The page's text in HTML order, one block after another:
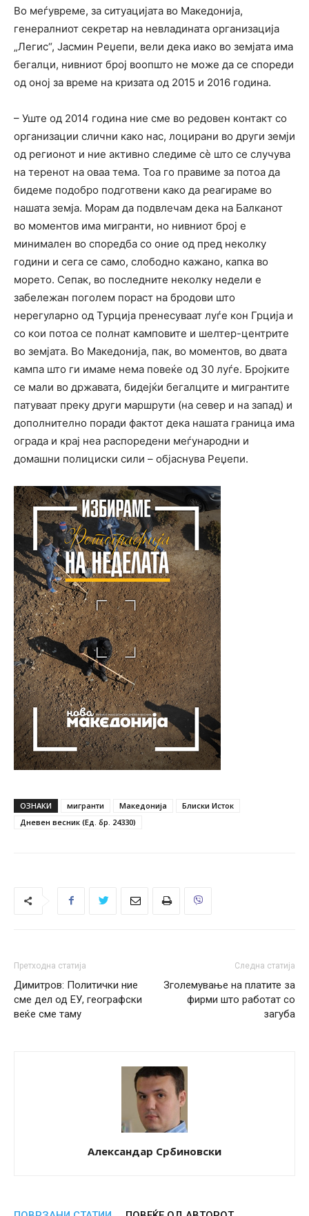
Во меѓувреме, за ситуацијата во Македонија,
генералниот секретар на невладината организација
„Легис“, Јасмин Реџепи, вели дека иако во земјата има
бегалци, нивниот број воопшто не може да се спореди
од оној за време на кризата од 2015 и 2016 година.
– Уште од 2014 година ние сме во редовен контакт со
организации слични како нас, лоцирани во други земји
од регионот и ние активно следиме сѐ што се случува
на теренот на оваа тема. Тоа го правиме за потоа да
бидеме подобро подготвени како да реагираме во
нашата земја. Морам да подвлечам дека на Балканот
во моментов има мигранти, но нивниот број е
минимален во споредба со оние од пред неколку
години и сега се само, слободно кажано, капка во
морето. Сепак, во последните неколку недели е
забележан поголем пораст на бродови што
нерегуларно од Турција пренесуваат луѓе кон Грција и
со кои потоа се полнат камповите и шелтер-центрите
во земјата. Во Македонија, пак, во моментов, во двата
кампа што ги имаме нема повеќе од 30 луѓе. Бројките
се мали во државата, бидејќи бегалците и мигрантите
патуваат преку други маршрути (на север и на запад) и
дополнително поради фактот дека нашата граница има
ограда и крај неа распоредени меѓународни и
домашни полициски сили – објаснува Реџепи.
ОЗНАКИ мигранти Македонија
Блиски Исток
Дневен весник (Ед. бр. 24330)
Претходна статија
Димитров: Политички ние
сме дел од ЕУ, географски
веќе сме таму
Следна статија
Зголемување на платите за
фирми што работат со
загуба
Александар Србиновски